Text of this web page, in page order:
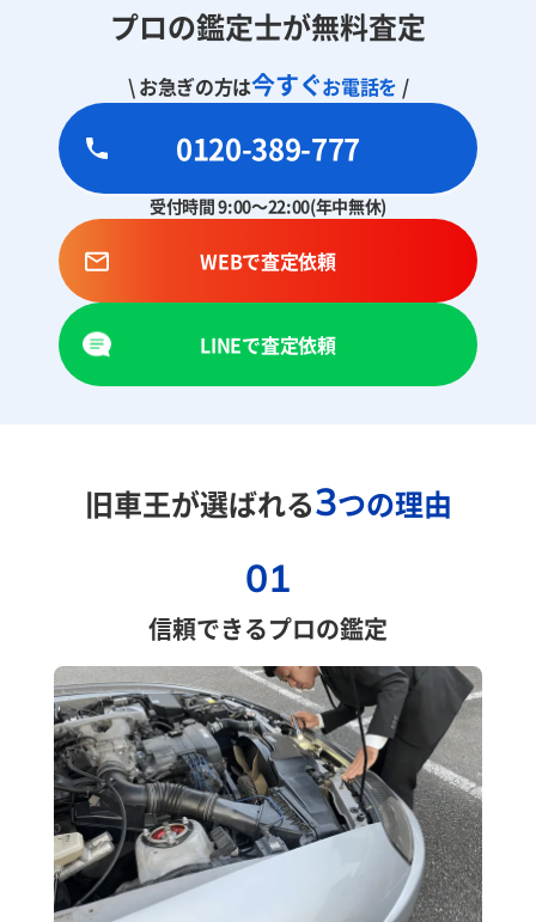
プロの鑑定士が無料査定
\ お急ぎの方は今すぐお電話を /
0120-389-777
受付時間 9:00～22:00(年中無休)
WEBで査定依頼
LINEで査定依頼
旧車王が選ばれる3つの理由
01
信頼できるプロの鑑定